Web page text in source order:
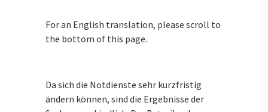
For an English translation, please scroll to
the bottom of this page.
Da sich die Notdienste sehr kurzfristig
ändern können, sind die Ergebnisse der